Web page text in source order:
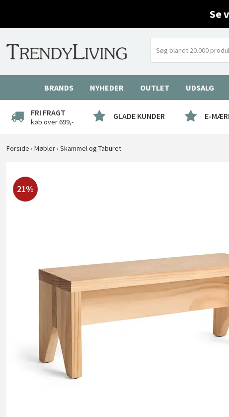
Se
BRANDS NYHEDER OUTLET UDSALG
FRI FRAGT
køb over 699,-
GLADE KUNDER E-
Forside ›Møbler›Skammel og Taburet
21%